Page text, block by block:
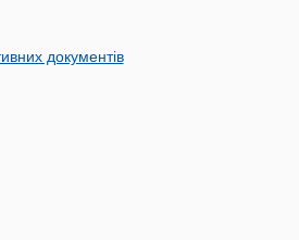
документів